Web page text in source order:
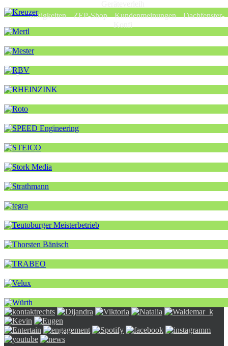
Neuigkeiten ZEP-Shop Kundenmeinungen Dachfenster-
Konfi